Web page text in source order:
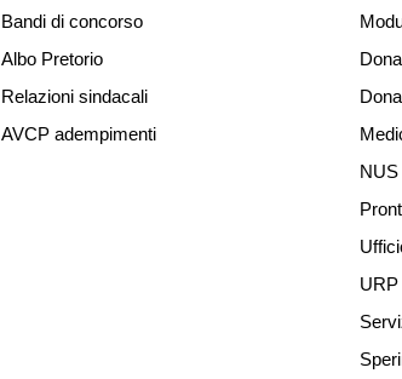
Bandi di concorso
Albo Pretorio
Relazioni sindacali
AVCP adempimenti
URP